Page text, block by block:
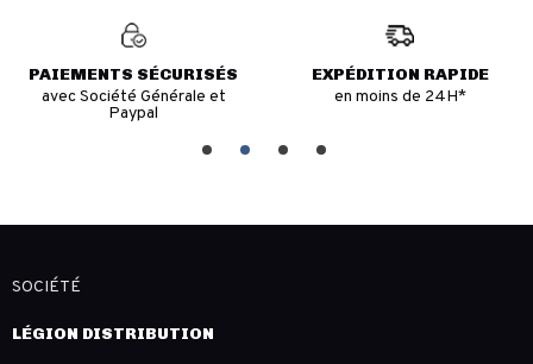
PAIEMENTS SÉCURISÉS
avec Société Générale et
Paypal
EXPÉDITION RAPIDE
en moins de 24H*
SOCIÉTÉ
LÉGION DISTRIBUTION